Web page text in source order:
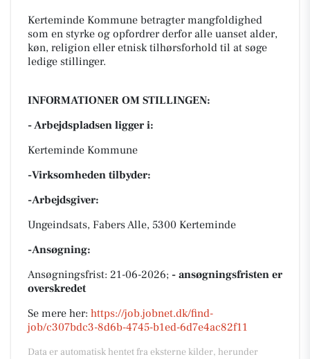
Kerteminde Kommune betragter mangfoldighed
som en styrke og opfordrer derfor alle uanset alder,
køn, religion eller etnisk tilhørsforhold til at søge
ledige stillinger.
INFORMATIONER OM STILLINGEN:
- Arbejdspladsen ligger i:
Kerteminde Kommune
-Virksomheden tilbyder:
-Arbejdsgiver:
Ungeindsats, Fabers Alle, 5300 Kerteminde
-Ansøgning:
Ansøgningsfrist: 21-06-2026; - ansøgningsfristen er
overskredet
Se mere her: https://job.jobnet.dk/find-
job/c307bdc3-8d6b-4745-b1ed-6d7e4ac82f11
Data er automatisk hentet fra eksterne kilder, herunder